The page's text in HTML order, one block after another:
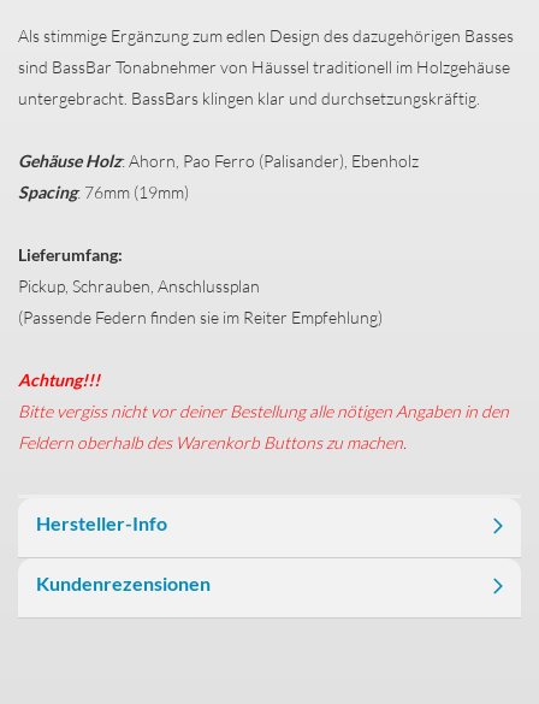
Als stimmige Ergänzung zum edlen Design des dazugehörigen Basses
sind BassBar Tonabnehmer von Häussel traditionell im Holzgehäuse
untergebracht. BassBars klingen klar und durchsetzungskräftig.
Gehäuse Holz: Ahorn, Pao Ferro (Palisander), Ebenholz
Spacing: 76mm (19mm)
Lieferumfang:
Pickup, Schrauben, Anschlussplan
(Passende Federn finden sie im Reiter Empfehlung)
Achtung!!!
Bitte vergiss nicht vor deiner Bestellung alle nötigen Angaben in den
Feldern oberhalb des Warenkorb Buttons zu machen.
Hersteller-Info
Kundenrezensionen